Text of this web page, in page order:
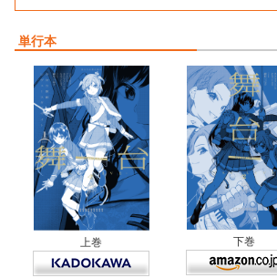
単行本
上巻 下巻